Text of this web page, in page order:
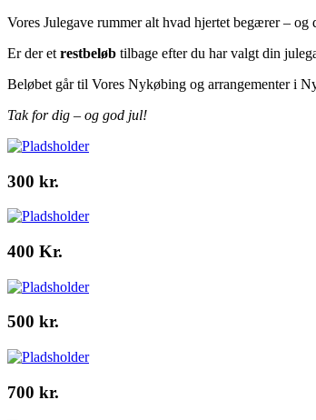
Vores Julegave rummer alt hvad hjertet begærer –
Er der et restbeløb tilbage efter du har valgt din
Beløbet går til Vores Nykøbing og arrangementer i
Tak for dig – og god jul!
300 kr.
400 Kr.
500 kr.
700 kr.